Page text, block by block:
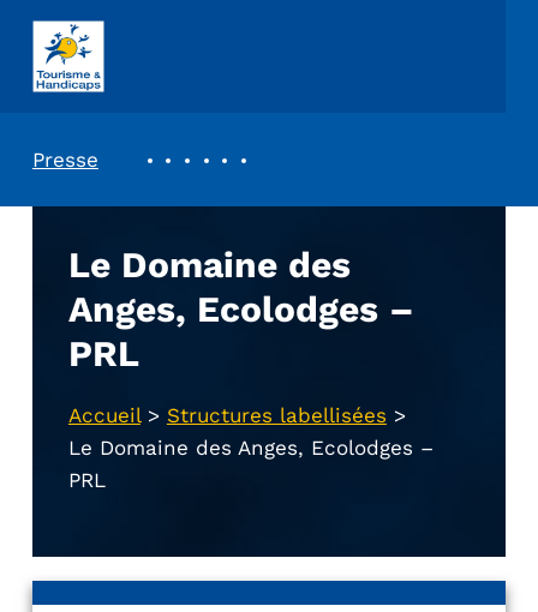
ASSOCIATION TOURISME ET HANDICAPS
Presse
Le Domaine des
Anges, Ecolodges –
PRL
Accueil> Structures labellisées >
Le Domaine des Anges, Ecolodges –
PRL